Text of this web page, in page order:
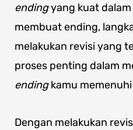
endingyang kuat dalam
membuat ending,
melakukan revisi yang
proses penting dalam
endingkamu
Dengan melakukan